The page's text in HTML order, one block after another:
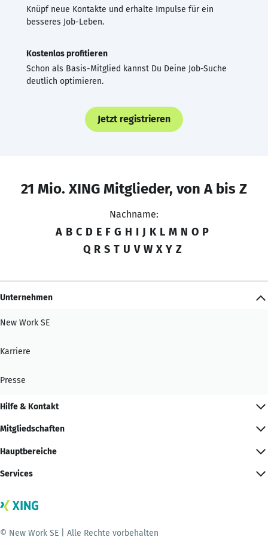
Knüpf neue Kontakte und erhalte Impulse für ein
besseres Job-Leben.
Kostenlos profitieren
Schon als Basis-Mitglied kannst Du Deine Job-Suche
deutlich optimieren.
Jetzt registrieren
21 Mio. XING Mitglieder, von A bis Z
Nachname:
A B C D E F G H I J K L M N O P
Q R S T U V W X Y Z
Unternehmen
New Work SE
Karriere
Presse
Hilfe & Kontakt
Mitgliedschaften
Hauptbereiche
Services
© New Work SE | Alle Rechte vorbehalten